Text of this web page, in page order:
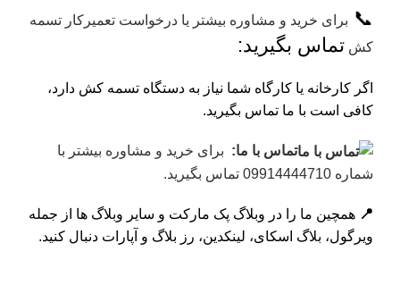
📞 برای خرید و مشاوره بیشتر یا درخواست تعمیرکار تسمه
کش تماس بگیرید:
اگر کارخانه یا کارگاه شما نیاز به دستگاه تسمه‌ کش دارد،
کافی است با ما تماس بگیرید.
تماس با ما: برای خرید و مشاوره بیشتر با
شماره 09914444710 تماس بگیرید.
📍 همچین ما را در وبلاگ پک مارکت و سایر وبلاگ ها از جمله
ویرگول، بلاگ اسکای، لینکدین، رز بلاگ و آپارات دنبال کنید.